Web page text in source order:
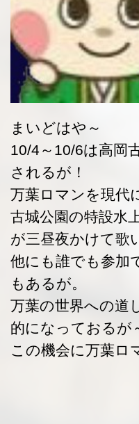
まいどはや～
10/4～10/6は高岡
されるが！
万葉ロマンを現代
古城公園の特設水
が三昼夜かけて歌
他にも誰でも参加
もあるが。
万葉の世界への道
的になっておるが
この機会に万葉ロ